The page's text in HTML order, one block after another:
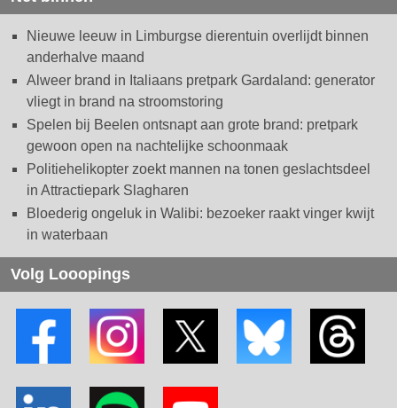
Nieuwe leeuw in Limburgse dierentuin overlijdt binnen
anderhalve maand
Alweer brand in Italiaans pretpark Gardaland: generator
vliegt in brand na stroomstoring
Spelen bij Beelen ontsnapt aan grote brand: pretpark
gewoon open na nachtelijke schoonmaak
Politiehelikopter zoekt mannen na tonen geslachtsdeel
in Attractiepark Slagharen
Bloederig ongeluk in Walibi: bezoeker raakt vinger kwijt
in waterbaan
Volg Looopings